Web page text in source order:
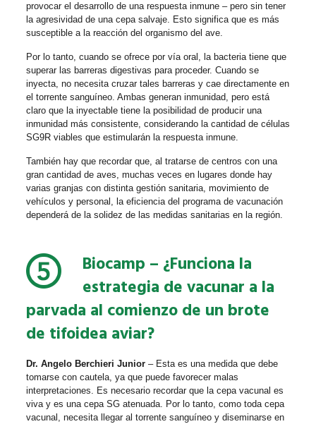
provocar el desarrollo de una respuesta inmune – pero sin tener
la agresividad de una cepa salvaje. Esto significa que es más
susceptible a la reacción del organismo del ave.
Por lo tanto, cuando se ofrece por vía oral, la bacteria tiene que
superar las barreras digestivas para proceder. Cuando se
inyecta, no necesita cruzar tales barreras y cae directamente en
el torrente sanguíneo. Ambas generan inmunidad, pero está
claro que la inyectable tiene la posibilidad de producir una
inmunidad más consistente, considerando la cantidad de células
SG9R viables que estimularán la respuesta inmune.
También hay que recordar que, al tratarse de centros con una
gran cantidad de aves, muchas veces en lugares donde hay
varias granjas con distinta gestión sanitaria, movimiento de
vehículos y personal, la eficiencia del programa de vacunación
dependerá de la solidez de las medidas sanitarias en la región.
Biocamp – ¿Funciona la
estrategia de vacunar a la
parvada al comienzo de un brote
de tifoidea aviar?
Dr. Angelo Berchieri Junior– Esta es una medida que debe
tomarse con cautela, ya que puede favorecer malas
interpretaciones. Es necesario recordar que la cepa vacunal es
viva y es una cepa SG atenuada. Por lo tanto, como toda cepa
vacunal, necesita llegar al torrente sanguíneo y diseminarse en